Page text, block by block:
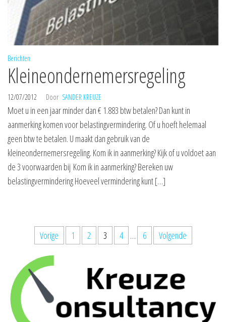
Berichten
Kleineondernemersregeling
12/07/2012 Door SANDER KREUZE
Moet u in een jaar minder dan € 1.883 btw betalen? Dan kunt in
aanmerking komen voor belastingvermindering. Of u hoeft helemaal
geen btw te betalen. U maakt dan gebruik van de
kleineondernemersregeling. Kom ik in aanmerking? Kijk of u voldoet aan
de 3 voorwaarden bij Kom ik in aanmerking? Bereken uw
belastingvermindering Hoeveel vermindering kunt […]
Berichten
paginering
Vorige 1 2 3 4 … 6 Volgende